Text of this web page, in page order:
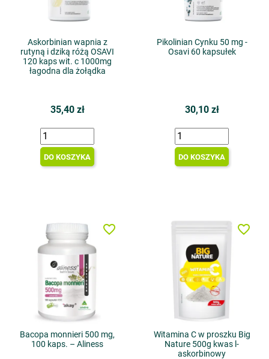
Askorbinian wapnia z
rutyną i dziką różą OSAVI
120 kaps wit. c 1000mg
łagodna dla żołądka
35,40 zł
DO KOSZYKA
Pikolinian Cynku 50 mg -
Osavi 60 kapsułek
30,10 zł
DO KOSZYKA
Bacopa monnieri 500 mg,
100 kaps. – Aliness
favorite_border
Witamina C w proszku Big
Nature 500g kwas l-
askorbinowy
favorite_border